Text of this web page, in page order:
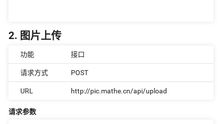
2. 图片上传
功能 接口
请求方式 POST
URL http://pic.mathe.cn/api/upload
请求参数